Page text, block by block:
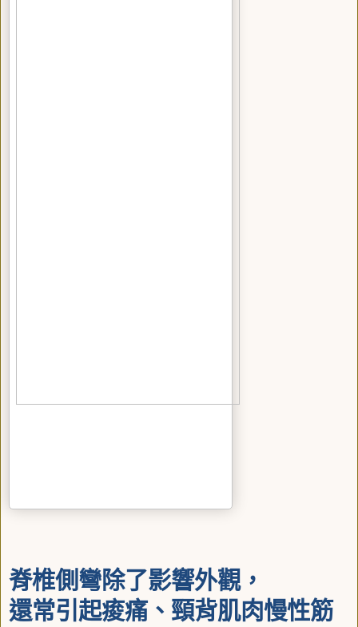
脊椎側彎除了影響外觀，
還常引起痠痛、頸背肌肉慢性筋